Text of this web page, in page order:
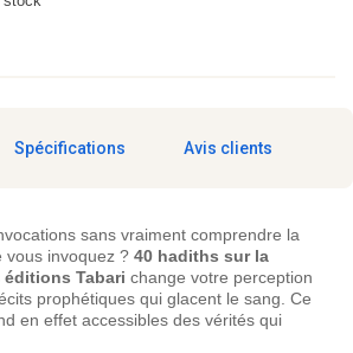
Spécifications Avis clients
sans vraiment comprendre la
vous invoquez ? 40 hadiths sur la
éditions Tabari change votre perception
prophétiques qui glacent le sang. Ce
en effet accessibles des vérités qui